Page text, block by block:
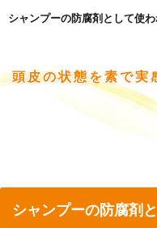
シャンプーの防腐剤として使
頭皮の状態を素で実
シャンプーの防腐剤